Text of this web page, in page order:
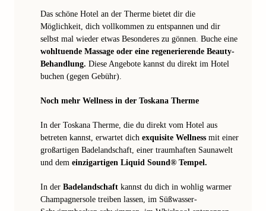
Das schöne Hotel an der Therme bietet dir die
Möglichkeit, dich vollkommen zu entspannen und dir
selbst mal wieder etwas Besonderes zu gönnen. Buche eine
wohltuende Massage oder eine regenerierende Beauty-
Behandlung. Diese Angebote kannst du direkt im Hotel
buchen (gegen Gebühr).
Noch mehr Wellness in der Toskana Therme
In der Toskana Therme, die du direkt vom Hotel aus
betreten kannst, erwartet dich exquisite Wellness mit einer
großartigen Badelandschaft, einer traumhaften Saunawelt
und dem einzigartigen Liquid Sound® Tempel.
In der Badelandschaft kannst du dich in wohlig warmer
Champagnersole treiben lassen, im Süßwasser-